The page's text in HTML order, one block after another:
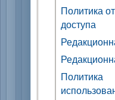
Политика
доступа
Политика